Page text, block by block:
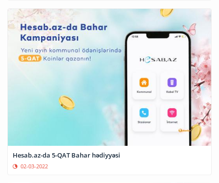
Hesab.az-da 5-QAT Bahar hədiyyəsi
02-03-2022